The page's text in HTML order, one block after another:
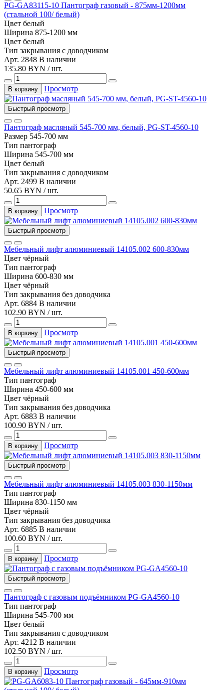
PG-GA83115-10 Пантограф газовый - 875мм-1200мм
(стальной 100/ белый)
Цвет белый
Ширина 875-1200 мм
Цвет белый
Тип закрывания с доводчиком
Арт. 2848 В наличии
135.80 BYN / шт.
В корзину Просмотр
Быстрый просмотр
Пантограф масляный 545-700 мм, белый, PG-ST-4560-10
Размер 545-700 мм
Тип пантограф
Ширина 545-700 мм
Цвет белый
Тип закрывания с доводчиком
Арт. 2499 В наличии
50.65 BYN / шт.
В корзину Просмотр
Быстрый просмотр
Мебельный лифт алюминиевый 14105.002 600-830мм
Цвет чёрный
Тип пантограф
Ширина 600-830 мм
Цвет чёрный
Тип закрывания без доводчика
Арт. 6884 В наличии
102.90 BYN / шт.
В корзину Просмотр
Быстрый просмотр
Мебельный лифт алюминиевый 14105.001 450-600мм
Тип пантограф
Ширина 450-600 мм
Цвет чёрный
Тип закрывания без доводчика
Арт. 6883 В наличии
100.90 BYN / шт.
В корзину Просмотр
Быстрый просмотр
Мебельный лифт алюминиевый 14105.003 830-1150мм
Тип пантограф
Ширина 830-1150 мм
Цвет чёрный
Тип закрывания без доводчика
Арт. 6885 В наличии
100.60 BYN / шт.
В корзину Просмотр
Быстрый просмотр
Пантограф с газовым подъёмником PG-GA4560-10
Тип пантограф
Ширина 545-700 мм
Цвет белый
Тип закрывания с доводчиком
Арт. 4212 В наличии
102.50 BYN / шт.
В корзину Просмотр